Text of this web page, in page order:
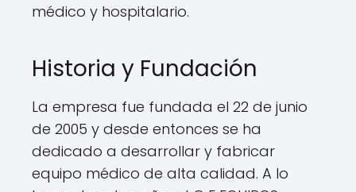
médico y hospitalario.
Historia y Fundación
La empresa fue fundada el 22 de junio
de 2005 y desde entonces se ha
dedicado a desarrollar y fabricar
equipo médico de alta calidad. A lo